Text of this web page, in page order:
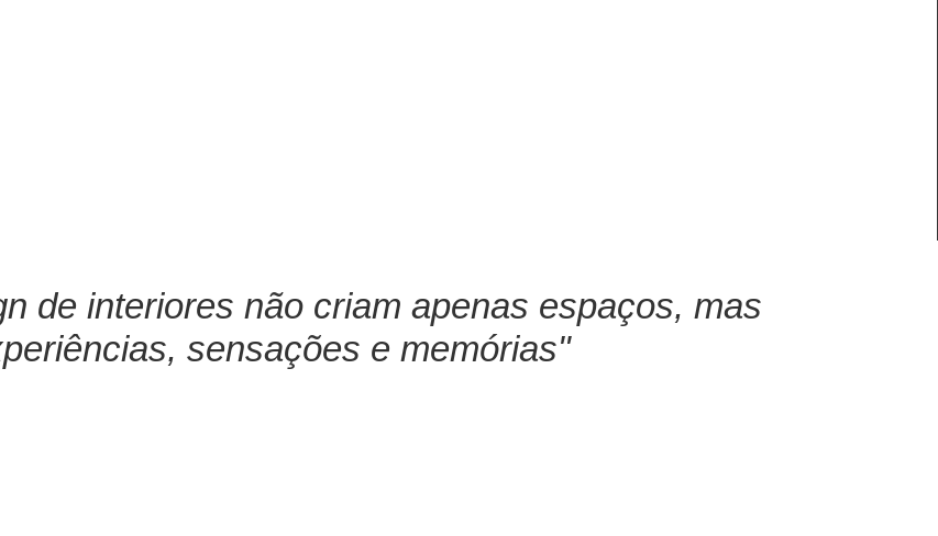
de interiores não criam apenas espaços, mas
sensações e memórias"